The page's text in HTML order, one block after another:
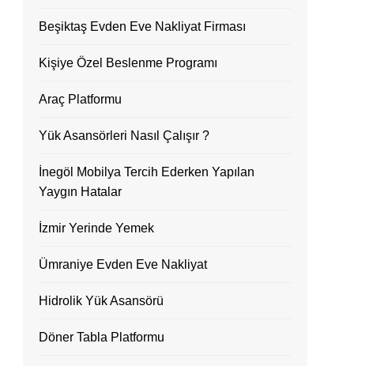
Beşiktaş Evden Eve Nakliyat Firması
Kişiye Özel Beslenme Programı
Araç Platformu
Yük Asansörleri Nasıl Çalışır ?
İnegöl Mobilya Tercih Ederken Yapılan
Yaygın Hatalar
İzmir Yerinde Yemek
Ümraniye Evden Eve Nakliyat
Hidrolik Yük Asansörü
Döner Tabla Platformu